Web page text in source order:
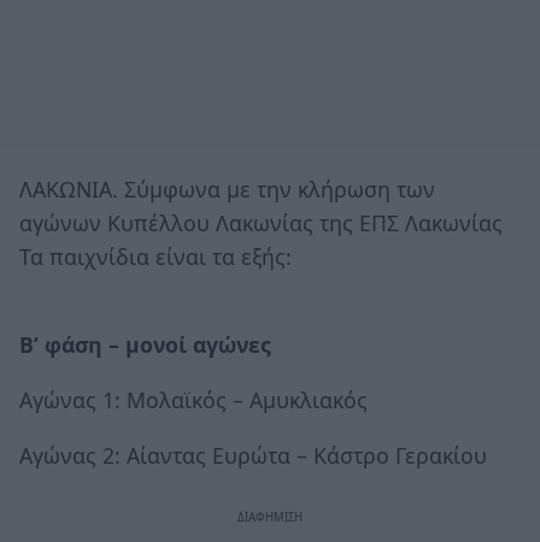
ΛΑΚΩΝΙΑ. Σύμφωνα με την κλήρωση των
αγώνων Κυπέλλου Λακωνίας της ΕΠΣ Λακωνίας
Τα παιχνίδια είναι τα εξής:
B’ φάση – μονοί αγώνες
Αγώνας 1: Μολαϊκός – Αμυκλιακός
Αγώνας 2: Αίαντας Ευρώτα – Κάστρο Γερακίου